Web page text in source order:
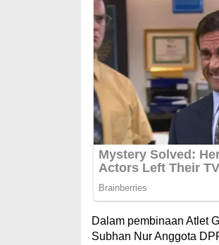
Dalam pembinaan Atlet
Subhan Nur Anggota